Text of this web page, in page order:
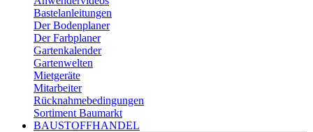
Bastelanleitungen
Der Bodenplaner
Der Farbplaner
Gartenkalender
Gartenwelten
Mietgeräte
Mitarbeiter
Rücknahmebedingungen
Sortiment Baumarkt
BAUSTOFFHANDEL